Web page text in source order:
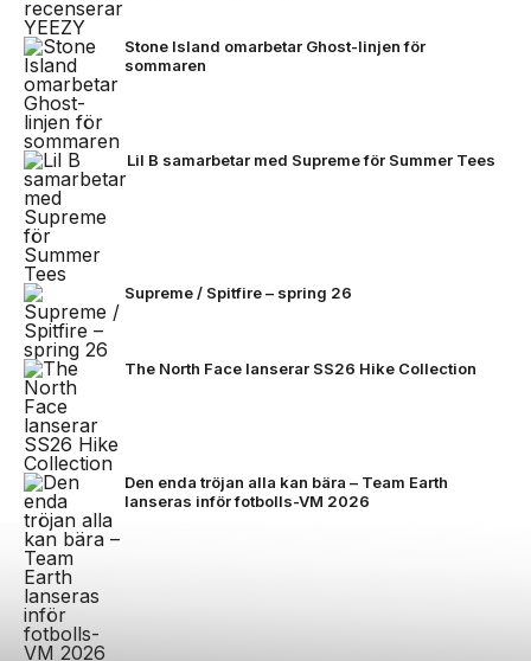
Stone Island omarbetar Ghost-linjen för
sommaren
Lil B samarbetar med Supreme för Summer Tees
Supreme / Spitfire – spring 26
The North Face lanserar SS26 Hike Collection
Den enda tröjan alla kan bära – Team Earth
lanseras inför fotbolls-VM 2026